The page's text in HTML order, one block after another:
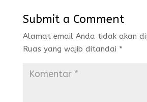
Submit a Comment
Alamat email Anda tidak akan
Ruas yang wajib ditandai *